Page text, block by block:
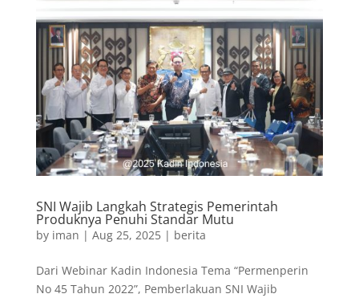
SNI Wajib Langkah Strategis Pemerintah
Produknya Penuhi Standar Mutu
by iman | Aug 25, 2025| berita
Dari Webinar Kadin Indonesia Tema “Permenperin
No 45 Tahun 2022”, Pemberlakuan SNI Wajib